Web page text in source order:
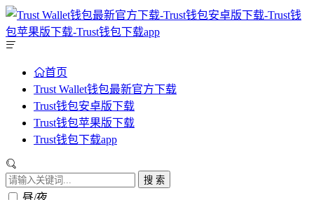
首页
Trust Wallet钱包最新官方下载
Trust钱包安卓版下载
Trust钱包苹果版下载
Trust钱包下载app
搜 索
昼/夜